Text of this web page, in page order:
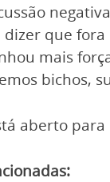
dizer que
mais
bichos,
aberto